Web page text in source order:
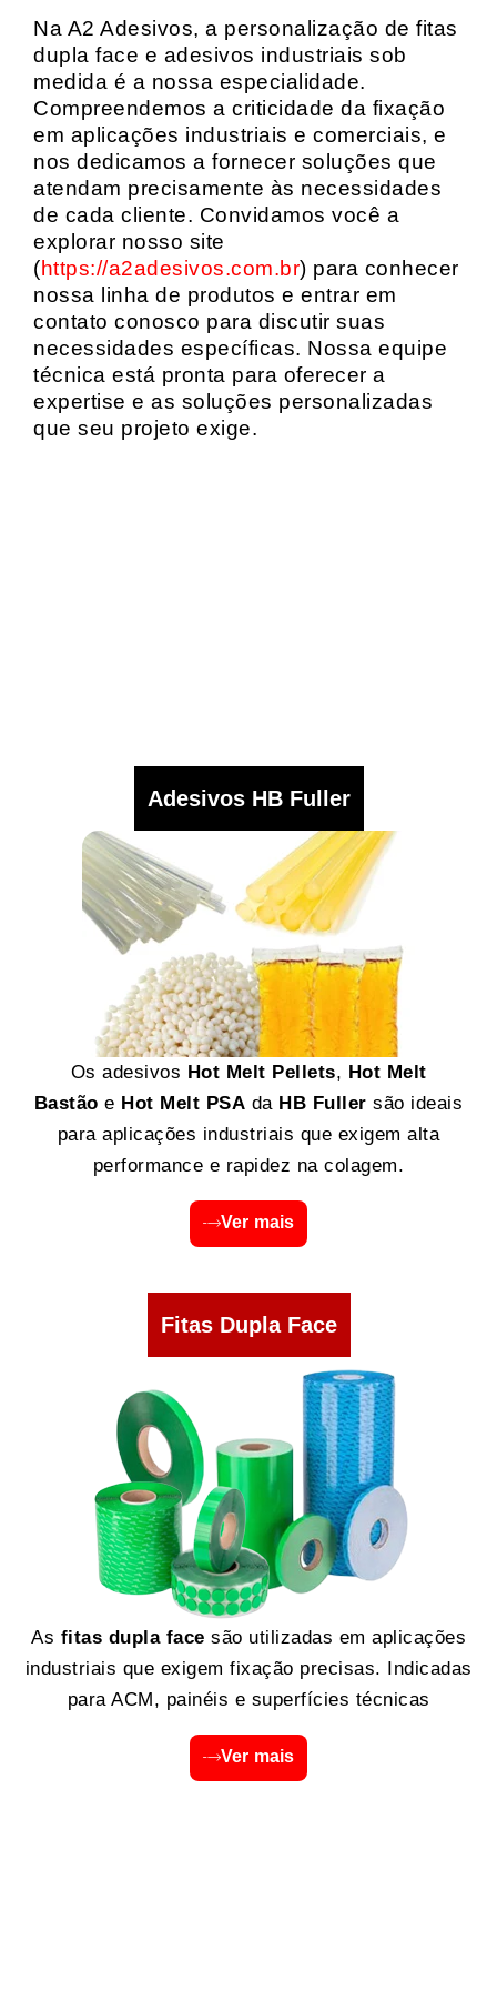
Na A2 Adesivos, a personalização de fitas
dupla face e adesivos industriais sob
medida é a nossa especialidade.
Compreendemos a criticidade da fixação
em aplicações industriais e comerciais, e
nos dedicamos a fornecer soluções que
atendam precisamente às necessidades
de cada cliente. Convidamos você a
explorar nosso site
(https://a2adesivos.com.br) para conhecer
nossa linha de produtos e entrar em
contato conosco para discutir suas
necessidades específicas. Nossa equipe
técnica está pronta para oferecer a
expertise e as soluções personalizadas
que seu projeto exige.
Adesivos HB Fuller
Os adesivos Hot Melt Pellets, Hot Melt
Bastão e Hot Melt PSA da HB Fuller são ideais
para aplicações industriais que exigem alta
performance e rapidez na colagem.
Ver mais
Fitas Dupla Face
As fitas dupla face são utilizadas em aplicações
industriais que exigem fixação precisas. Indicadas
para ACM, painéis e superfícies técnicas
Ver mais